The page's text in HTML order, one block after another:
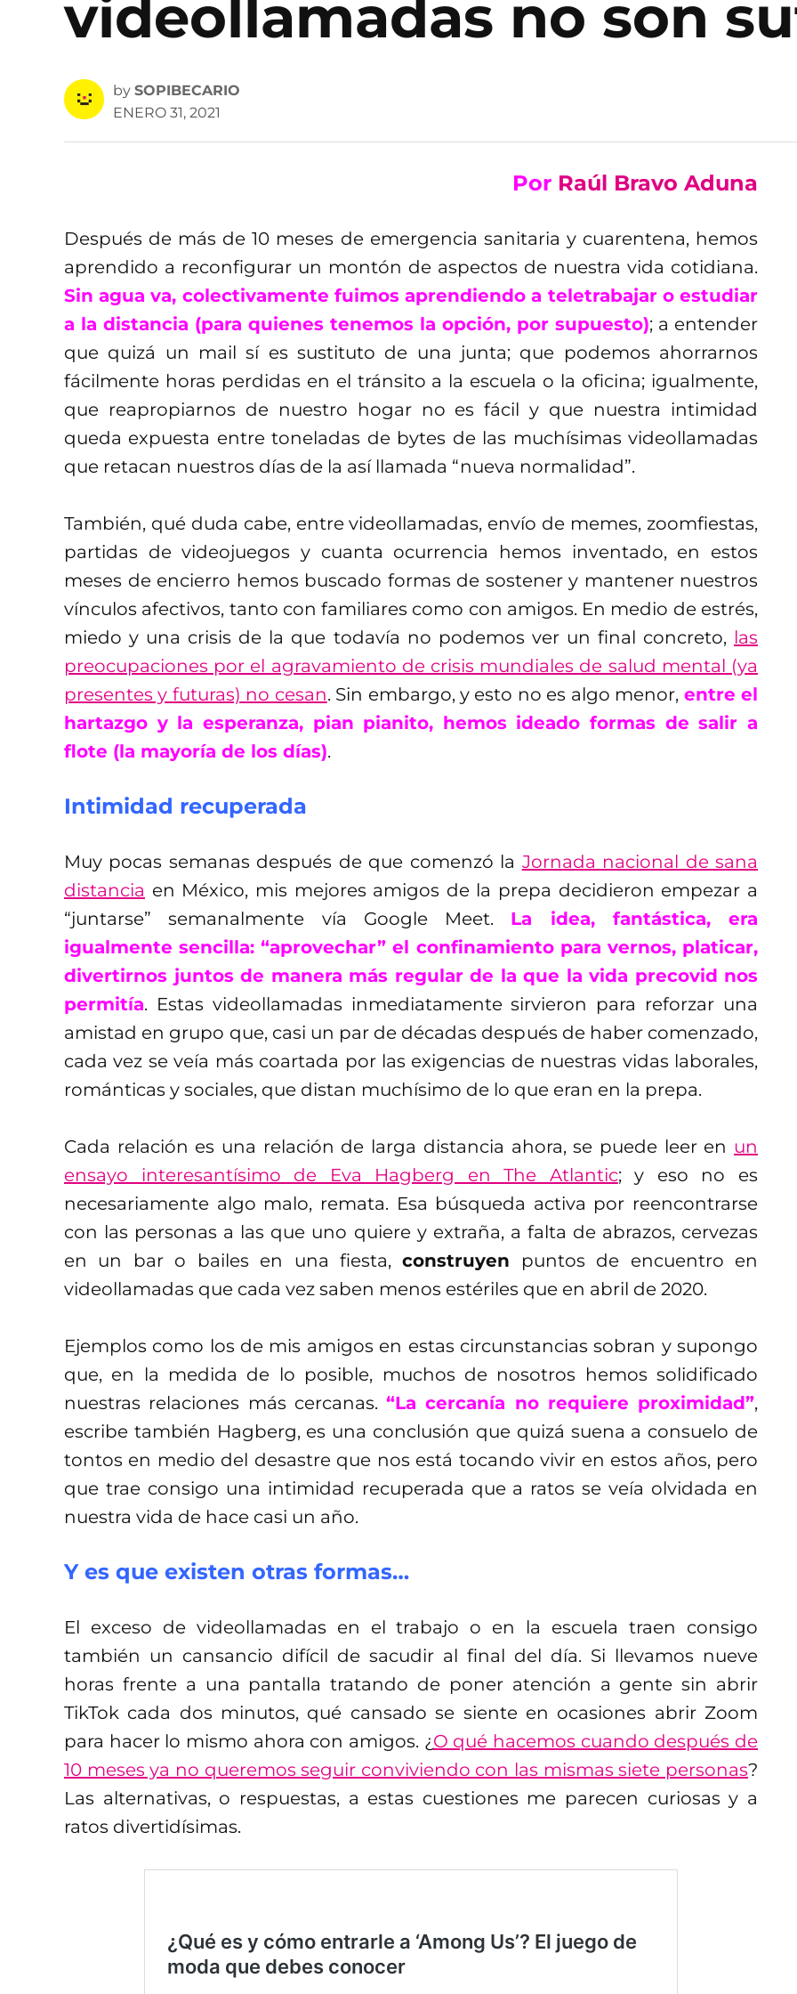
videollamadas no son
by SOPIBECARIO
ENERO 31, 2021
Por Raúl Bravo Aduna
Después de más de 10 meses de emergencia sanitaria y cuarentena, hemos
aprendido a reconfigurar un montón de aspectos de nuestra vida cotidiana.
Sin agua va, colectivamente fuimos aprendiendo a teletrabajar o estudiar
a la distancia (para quienes tenemos la opción, por supuesto); a entender
que quizá un mail sí es sustituto de una junta; que podemos ahorrarnos
fácilmente horas perdidas en el tránsito a la escuela o la oficina; igualmente,
que reapropiarnos de nuestro hogar no es fácil y que nuestra intimidad
queda expuesta entre toneladas de bytes de las muchísimas videollamadas
que retacan nuestros días de la así llamada “nueva normalidad”.
También, qué duda cabe, entre videollamadas, envío de memes, zoomfiestas,
partidas de videojuegos y cuanta ocurrencia hemos inventado, en estos
meses de encierro hemos buscado formas de sostener y mantener nuestros
vínculos afectivos, tanto con familiares como con amigos. En medio de estrés,
miedo y una crisis de la que todavía no podemos ver un final concreto, las
preocupaciones por el agravamiento de crisis mundiales de salud mental (ya
presentes y futuras) no cesan. Sin embargo, y esto no es algo menor, entre el
hartazgo y la esperanza, pian pianito, hemos ideado formas de salir a
flote (la mayoría de los días).
Intimidad recuperada
Muy pocas semanas después de que comenzó la Jornada nacional de sana
distancia en México, mis mejores amigos de la prepa decidieron empezar a
“juntarse” semanalmente vía Google Meet. La idea, fantástica, era
igualmente sencilla: “aprovechar” el confinamiento para vernos, platicar,
divertirnos juntos de manera más regular de la que la vida precovid nos
permitía. Estas videollamadas inmediatamente sirvieron para reforzar una
amistad en grupo que, casi un par de décadas después de haber comenzado,
cada vez se veía más coartada por las exigencias de nuestras vidas laborales,
románticas y sociales, que distan muchísimo de lo que eran en la prepa.
Cada relación es una relación de larga distancia ahora, se puede leer en un
ensayo interesantísimo de Eva Hagberg en The Atlantic; y eso no es
necesariamente algo malo, remata. Esa búsqueda activa por reencontrarse
con las personas a las que uno quiere y extraña, a falta de abrazos, cervezas
en un bar o bailes en una fiesta,construyen puntos de encuentro en
videollamadas que cada vez saben menos estériles que en abril de 2020.
Ejemplos como los de mis amigos en estas circunstancias sobran y supongo
que, en la medida de lo posible, muchos de nosotros hemos solidificado
nuestras relaciones más cercanas. “La cercanía no requiere proximidad”,
escribe también Hagberg, es una conclusión que quizá suena a consuelo de
tontos en medio del desastre que nos está tocando vivir en estos años, pero
que trae consigo una intimidad recuperada que a ratos se veía olvidada en
nuestra vida de hace casi un año.
Y es que existen otras formas…
El exceso de videollamadas en el trabajo o en la escuela traen consigo
también un cansancio difícil de sacudir al final del día. Si llevamos nueve
horas frente a una pantalla tratando de poner atención a gente sin abrir
TikTok cada dos minutos, qué cansado se siente en ocasiones abrir Zoom
para hacer lo mismo ahora con amigos. ¿O qué hacemos cuando después de
10 meses ya no queremos seguir conviviendo con las mismas siete personas?
Las alternativas, o respuestas, a estas cuestiones me parecen curiosas y a
ratos divertidísimas.